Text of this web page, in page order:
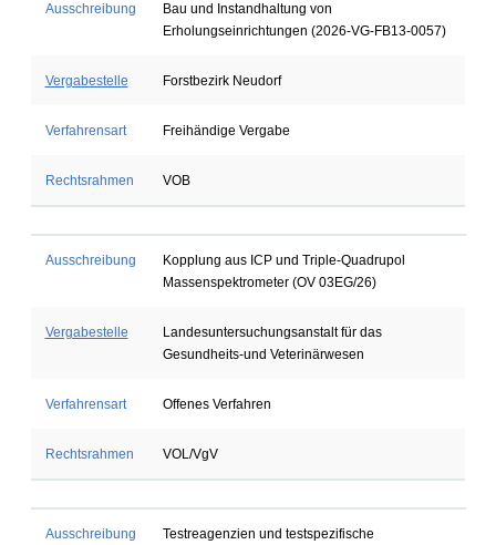
Ausschreibung
Bau und Instandhaltung von
Erholungseinrichtungen (2026-VG-FB13-0057)
Vergabestelle Forstbezirk Neudorf
Verfahrensart Freihändige Vergabe
Rechtsrahmen VOB
Ausschreibung
Kopplung aus ICP und Triple-Quadrupol
Massenspektrometer (OV 03EG/26)
Vergabestelle
Landesuntersuchungsanstalt für das
Gesundheits-und Veterinärwesen
Verfahrensart Offenes Verfahren
Rechtsrahmen VOL/VgV
Ausschreibung
Testreagenzien und testspezifische